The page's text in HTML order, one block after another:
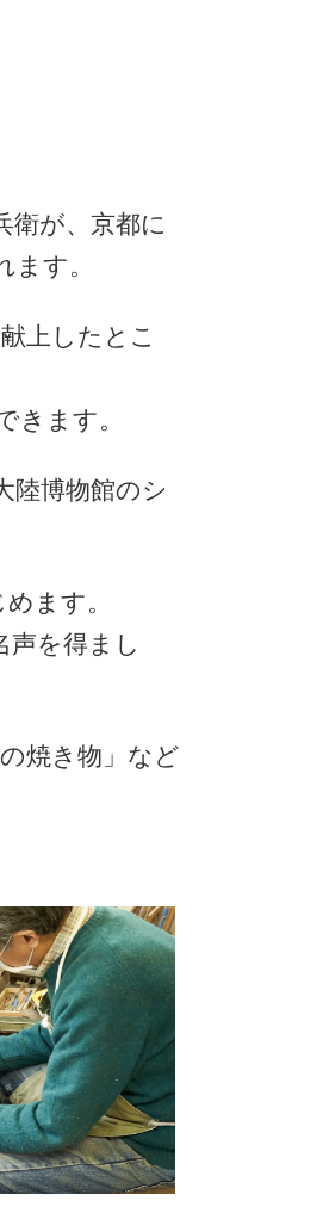
衛が、京都に
す。
上したとこ
きます。
陸博物館のシ
ます。
声を得まし
焼き物」など